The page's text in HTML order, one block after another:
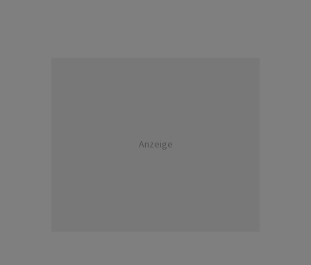
Anzeige